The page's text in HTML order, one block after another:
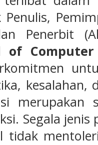
Penerbit
of
kesalahan,
Segala
tidak